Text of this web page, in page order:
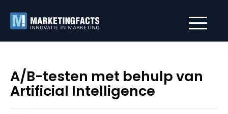
A/B-testen met behulp van
Artificial Intelligence